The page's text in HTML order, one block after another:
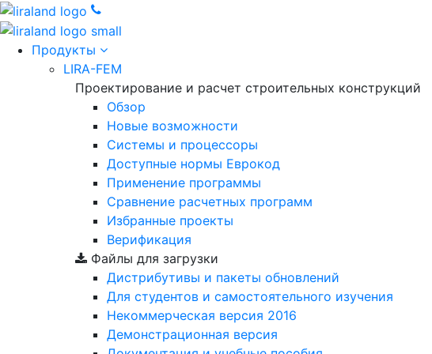
Продукты
LIRA-FEM
Проектирование и расчет строительных конструкций
Обзор
Новые возможности
Cистемы и процессоры
Доступные нормы Еврокод
Применение программы
Сравнение расчетных программ
Избранные проекты
Верификация
Файлы для загрузки
Дистрибутивы и пакеты обновлений
Для студентов и самостоятельного изучения
Некоммерческая версия 2016
Демонстрационная версия